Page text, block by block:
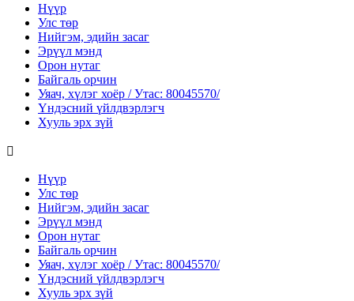
Нүүр
Улс төр
Нийгэм, эдийн засаг
Эрүүл мэнд
Орон нутаг
Байгаль орчин
Уяач, хүлэг хоёр / Утас: 80045570/
Үндэсний үйлдвэрлэгч
Хууль эрх зүй
Нүүр
Улс төр
Нийгэм, эдийн засаг
Эрүүл мэнд
Орон нутаг
Байгаль орчин
Уяач, хүлэг хоёр / Утас: 80045570/
Үндэсний үйлдвэрлэгч
Хууль эрх зүй